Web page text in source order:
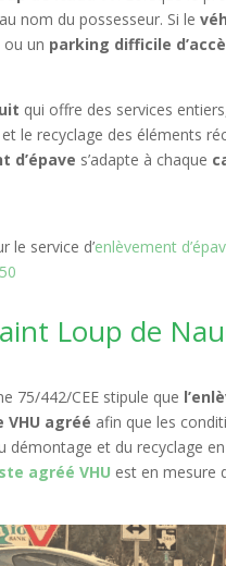
nom du possesseur. Si le
ou un parking difficile
qui offre des services
le recyclage des éléments
d’épave s’adapte à chaque
le service d’enlèvement
Loup de
75/442/CEE stipule que
agréé afin que les
démontage et du recyclage
agréé VHU est en mesure